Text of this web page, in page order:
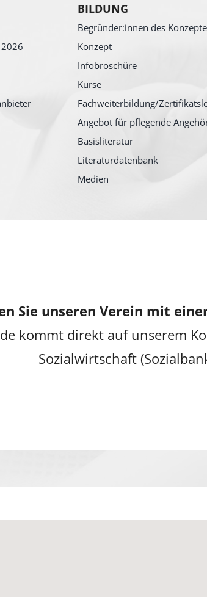
BILDUNG
Begründer:innen des
Konzept
Infobroschüre
Kurse
Fachweiterbildung/
Angebot für pflegende
Basisliteratur
Literaturdatenbank
Medien
Sie unseren Verein mit
kommt direkt auf unserem
Sozialwirtschaft